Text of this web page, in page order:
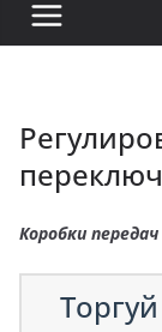
Коробки